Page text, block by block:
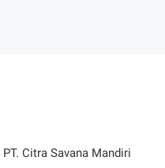
Citra Savana Mandiri